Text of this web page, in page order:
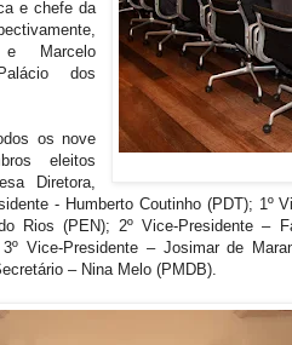
e chefe da
Marcelo
dos
os nove
eleitos
Diretora,
- Humberto Coutinho (PDT); 1º
Rios (PEN); 2º Vice-Presidente –
Vice-Presidente – Josimar de
– Nina Melo (PMDB).